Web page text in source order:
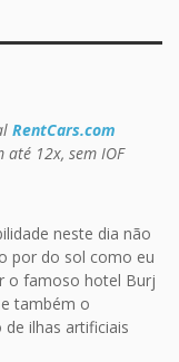
RentCars.com
12x, sem IOF
neste dia não
por do sol como eu
o famoso hotel Burj
também o
ilhas artificiais